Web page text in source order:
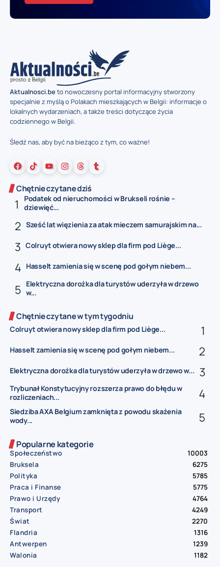
Aktualnosci.beto nowoczesny portal informacyjny stworzony
specjalnie z myślą o Polakach mieszkających w Belgii: informacje o
lokalnych wydarzeniach, a także treści dotyczące życia
codziennego w Belgii.
Śledź nas, aby być na bieżąco z tym, co ważne!
Chętnie czytane dziś
Podatek od nieruchomości w Brukseli rośnie –
dziewięć...
Sześć lat więzienia za atak mieczem samurajskim na...
Colruyt otwiera nowy sklep dla firm pod Liège...
Hasselt zamienia się w scenę pod gołym niebem...
Elektryczna dorożka dla turystów uderzyła w drzewo
w...
Chętnie czytane w tym tygodniu
Colruyt otwiera nowy sklep dla firm pod Liège...
Hasselt zamienia się w scenę pod gołym niebem...
Elektryczna dorożka dla turystów uderzyła w drzewo w...
Trybunał Konstytucyjny rozszerza prawo do błędu w
rozliczeniach...
Siedziba AXA Belgium zamknięta z powodu skażenia
wody...
Popularne kategorie
Społeczeństwo
10003
Bruksela
6275
Polityka
5785
Praca i Finanse
5775
Prawo i Urzędy
4764
Transport
4249
Świat
2270
Flandria
1316
Antwerpen
1239
Walonia
1182